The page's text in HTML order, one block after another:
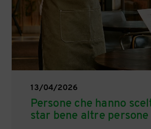
13/04/2026
Persone che hanno
star bene altre persone